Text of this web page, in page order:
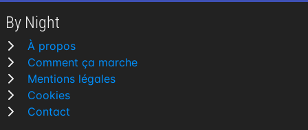
By Night
À propos
Comment ça marche
Mentions légales
Cookies
Contact